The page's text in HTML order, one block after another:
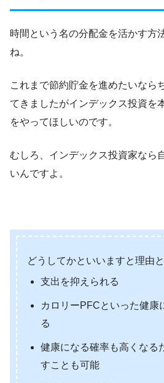
時間という名の分配金を活かす方
ね。
これまで節約貯金を進めたいなら
てきましたがインデックス投資を
をやってほしいのです。
むしろ、インデックス投資家なら
いんですよ。
どうしてかといいますと理由
支出を抑えられる
カロリーPFCといった健康
る
健康になる確率も高くなる
すことも可能